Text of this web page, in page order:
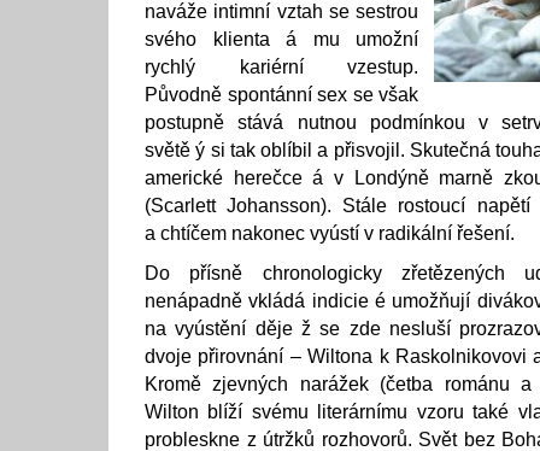
naváže intimní vztah se sestrou
svého klienta á mu umožní
rychlý kariérní vzestup.
Původně spontánní sex se však
postupně stává nutnou podmínkou v
světě ý si tak oblíbil a přisvojil. Skutečná
americké herečce á v Londýně marně
(Scarlett Johansson). Stále rostoucí
a chtíčem nakonec vyústí v radikální řešení.
Do přísně chronologicky zřetězených
nenápadně vkládá indicie é umožňují
na vyústění děje ž se zde nesluší
dvoje přirovnání – Wiltona k Raskolnikovovi
Kromě zjevných narážek (četba románu
Wilton blíží svému literárnímu vzoru také
probleskne z útržků rozhovorů. Svět bez